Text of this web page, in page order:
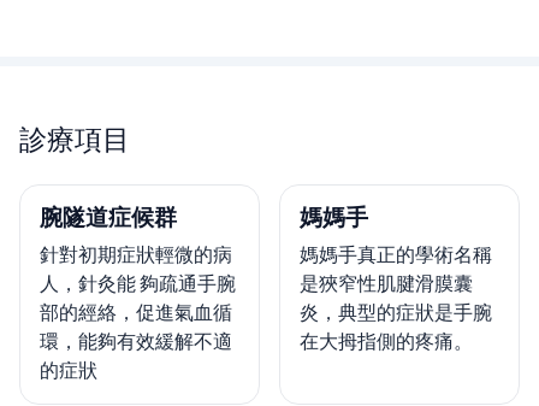
診療項目
腕隧道症候群
針對初期症狀輕微的病
人，針灸能 夠疏通手腕
部的經絡，促進氣血循
環，能夠有效緩解不適
的症狀
媽媽手
媽媽手真正的學術名稱
是狹窄性肌腱滑膜囊
炎，典型的症狀是手腕
在大拇指側的疼痛。